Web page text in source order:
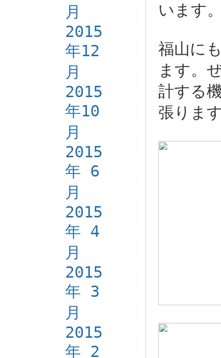
月
2015
年12
月
2015
年10
月
2015
年 6
月
2015
年 4
月
2015
年 3
月
2015
年 2
います
福山に
ます。
計する
張りま